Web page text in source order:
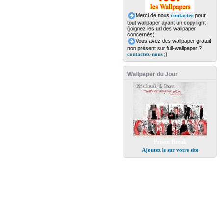
Merci de nous contacterpour
tout wallpaper ayant un copyright
(joignez les url des wallpaper
concernés)
Vous avez des wallpaper gratuit
non présent sur full-wallpaper ?
contactez-nous;)
Wallpaper du Jour
Ajoutez le sur votre site